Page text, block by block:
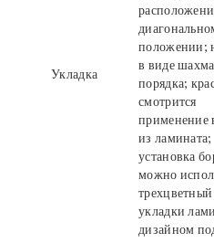
Укладка
положении;
в виде
порядка;
смотрится
применение
из ламината;
установка
можно
укладки
дизайном